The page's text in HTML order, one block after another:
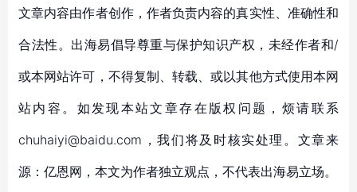
文章内容由作者创作，作者负责内容的真实性、准确性和
合法性。出海易倡导尊重与保护知识产权，未经作者和/
或本网站许可，不得复制、转载、或以其他方式使用本网
站内容。如发现本站文章存在版权问题，烦请联系
chuhaiyi@baidu.com，我们将及时核实处理。文章来
源：亿恩网，本文为作者独立观点，不代表出海易立场。